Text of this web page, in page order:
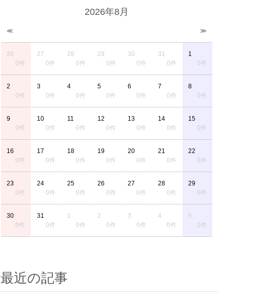
2026年8月
≪ ≫
26
0件
27
0件
28
0件
29
0件
30
0件
31
0件
1
0件
2
0件
3
0件
4
0件
5
0件
6
0件
7
0件
8
0件
9
0件
10
0件
11
0件
12
0件
13
0件
14
0件
15
0件
16
0件
17
0件
18
0件
19
0件
20
0件
21
0件
22
0件
23
0件
24
0件
25
0件
26
0件
27
0件
28
0件
29
0件
30
0件
31
0件
1
0件
2
0件
3
0件
4
0件
5
0件
最近の記事